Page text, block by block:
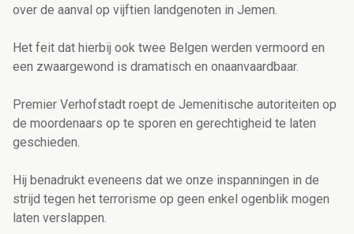
over de aanval op vijftien landgenoten in Jemen.
Het feit dat hierbij ook twee Belgen werden vermoord en
een zwaargewond is dramatisch en onaanvaardbaar.
Premier Verhofstadt roept de Jemenitische autoriteiten op
de moordenaars op te sporen en gerechtigheid te laten
geschieden.
Hij benadrukt eveneens dat we onze inspanningen in de
strijd tegen het terrorisme op geen enkel ogenblik mogen
laten verslappen.